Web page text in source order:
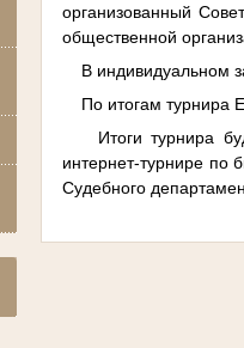
организованный
общественной
В индивидуальном
По итогам турнира
Итоги турнира
интернет-турнире по
Судебного